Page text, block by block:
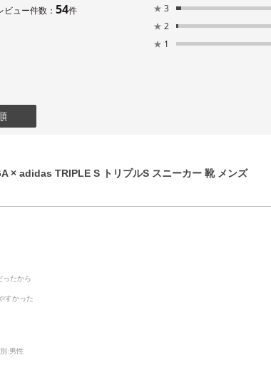
ビュー件数： 54件 ★ 3
★ 2
★ 1
× adidas TRIPLE S トリプルS スニーカー 靴 メンズ
ったから
かった
:男性